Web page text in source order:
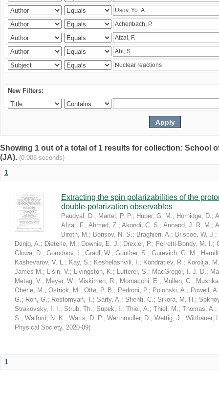
New Filters:
Showing 1 out of a total of 1 results for collection: School
(JA). (0.008 seconds)
1
Extracting the spin polarizabilities of the
double-polarization observables
Paudyal, D.; Martel, P. P.; Huber, G. M.; Hornidge, D.;
Afzal, F.; Ahmed, Z.; Akondi, C. S.; Annand, J. R. M.;
Biroth, M.; Borisov, N. S.; Braghieri, A.; Briscoe, W. J.;
Denig, A.; Dieterle, M.; Downie, E. J.; Drexler, P.; Ferretti-Bondy, M. I.;
Glowa, D.; Gorodnov, I.; Gradl, W.; Günther, S.; Gurevich, G. M.;
Kashevarov, V. L.; Kay, S.; Keshelashvili, I.; Kondratiev, R.; Korolija, M.
James M.; Lisin, V.; Livingston, K.; Lutterer, S.; MacGregor, I. J. D.;
Metag, V.; Meyer, W.; Miskimen, R.; Mornacchi, E.; Mullen, C.;
Oberle, M.; Ostrick, M.; Otte, P. B.; Pedroni, P.; Polonski, A.; Powell, A.
G.; Ron, G.; Rostomyan, T.; Sarty, A.; Sfienti, C.; Sikora, M. H.;
Strakovsky, I. I.; Strub, Th.; Supek, I.; Thiel, A.; Thiel, M.; Thomas, A.;
S.; Walford, N. K.; Watts, D. P.; Werthmüller, D.; Wettig, J.; Witthauer,
Physical Society, 2020-09)
1